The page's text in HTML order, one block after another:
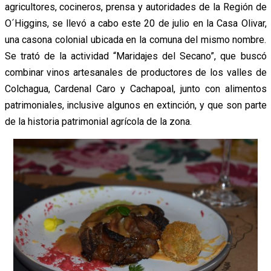
agricultores, cocineros, prensa y autoridades de la Región de
O´Higgins, se llevó a cabo este 20 de julio en la Casa Olivar,
una casona colonial ubicada en la comuna del mismo nombre.
Se trató de la actividad “Maridajes del Secano”, que buscó
combinar vinos artesanales de productores de los valles de
Colchagua, Cardenal Caro y Cachapoal, junto con alimentos
patrimoniales, inclusive algunos en extinción, y que son parte
de la historia patrimonial agrícola de la zona.